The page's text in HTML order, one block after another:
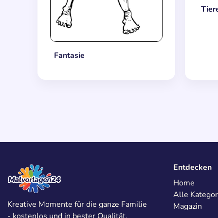
Fantasie
Kreative Momente für die ganze Familie
- kostenlos und in bester Qualität.
Entdecken
Home
Alle
Magazin